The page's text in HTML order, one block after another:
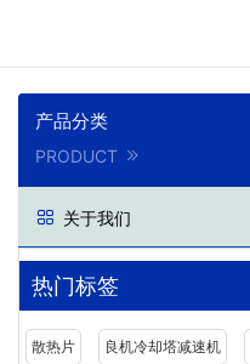
产品分类
PRODUCT
关于我们
热门标签
散热片 良机冷却塔减速机